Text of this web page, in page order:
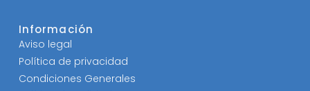
Información
Aviso legal
Política de privacidad
Condiciones Generales